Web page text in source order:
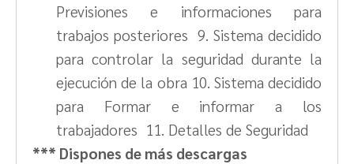
Previsiones e informaciones para
trabajos posteriores 9. Sistema decidido
para controlar la seguridad durante la
ejecución de la obra 10. Sistema decidido
para Formar e informar a los
trabajadores 11. Detalles de Seguridad
*** Dispones de más descargas